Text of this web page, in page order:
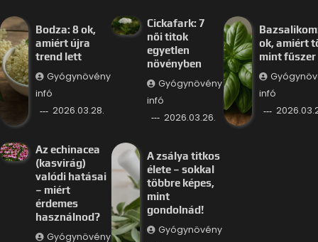
Bodza: 8 ok,
amiért újra
trend lett
Gyógynövény
infó
2026.03.28.
Cickafark: 7
női titok
egyetlen
növényben
Gyógynövény
infó
2026.03.26.
ok, amiért
mint fűszer
infó
Az echinacea
(kasvirág)
valódi hatásai
– miért
érdemes
használnod?
Gyógynövény
A zsálya titkos
élete – sokkal
többre képes,
mint
gondolnád!
Gyógynövény